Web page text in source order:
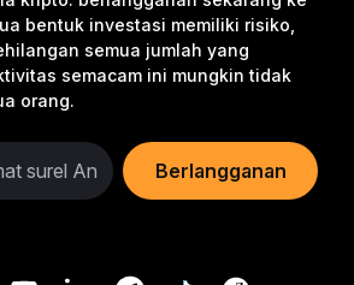
bentuk investasi memiliki risiko,
semua jumlah yang
semacam ini mungkin tidak
orang.
Berlangganan